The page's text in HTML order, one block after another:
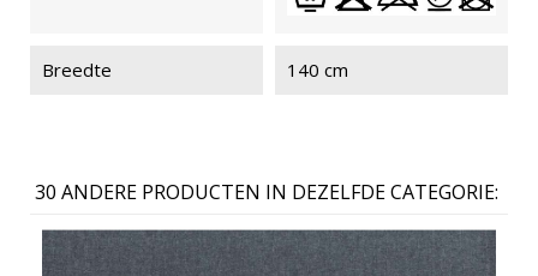
Breedte 140 cm
30 ANDERE PRODUCTEN IN DEZELFDE CATEGORIE: